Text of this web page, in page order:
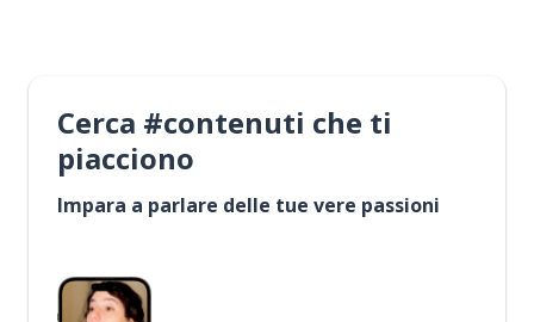
Cerca #contenuti che ti
piacciono
Impara a parlare delle tue vere passioni